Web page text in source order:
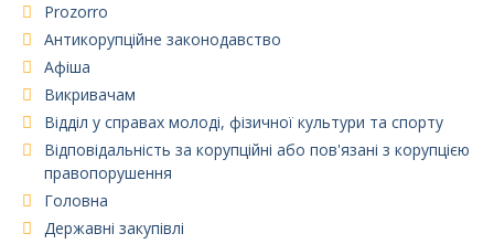
Prozorro
Антикорупційне законодавство
Афіша
Викривачам
Відділ у справах молоді, фізичної культури та спорту
Відповідальність за корупційні або пов'язані з корупцією
правопорушення
Головна
Державні закупівлі